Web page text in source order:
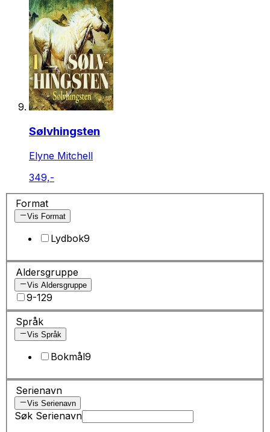
Sølvhingsten
Elyne Mitchell
349,-
Format
Vis Format
Lydbok9
Aldersgruppe
Vis Aldersgruppe
9-129
Språk
Vis Språk
Bokmål9
Serienavn
Vis Serienavn
Søk Serienavn